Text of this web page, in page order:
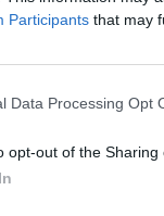
Participants that may
Data Processing Opt
opt-out of the Sharing
του